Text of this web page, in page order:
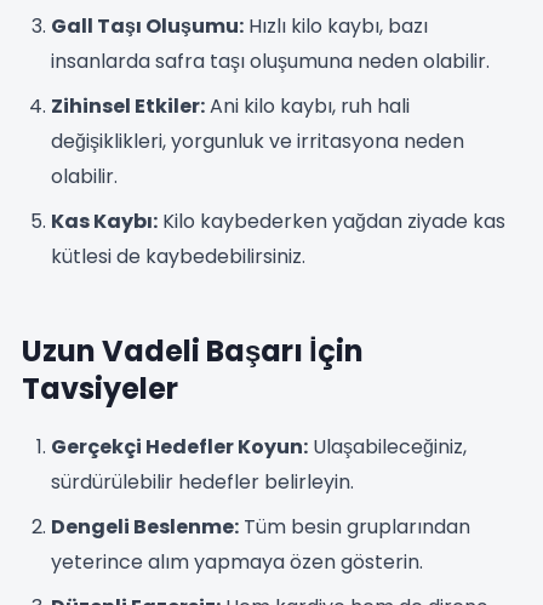
Gall Taşı Oluşumu:Hızlı kilo kaybı, bazı
insanlarda safra taşı oluşumuna neden olabilir.
Zihinsel Etkiler:Ani kilo kaybı, ruh hali
değişiklikleri, yorgunluk ve irritasyona neden
olabilir.
Kas Kaybı:Kilo kaybederken yağdan ziyade kas
kütlesi de kaybedebilirsiniz.
Uzun Vadeli Başarı İçin
Tavsiyeler
Gerçekçi Hedefler Koyun:Ulaşabileceğiniz,
sürdürülebilir hedefler belirleyin.
Dengeli Beslenme:Tüm besin gruplarından
yeterince alım yapmaya özen gösterin.